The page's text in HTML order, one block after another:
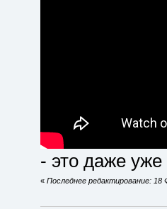
- это даже
« Последнее редактирование: 18